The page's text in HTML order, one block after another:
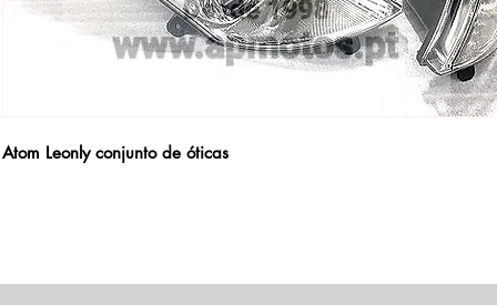
Atom Leonly conjunto de óticas